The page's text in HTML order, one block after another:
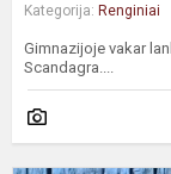
Kategorija: Renginiai
Gimnazijoje vakar
Scandagra....